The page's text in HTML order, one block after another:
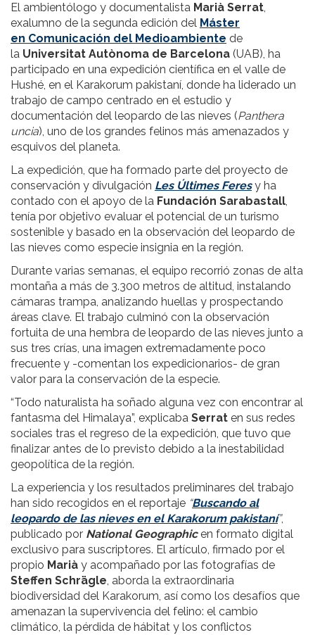
El ambientólogo y documentalista Marià Serrat,
exalumno de la segunda edición del Máster
en Comunicación del Medioambiente de
la Universitat Autònoma de Barcelona (UAB), ha
participado en una expedición científica en el valle de
Hushé, en el Karakorum pakistaní, donde ha liderado un
trabajo de campo centrado en el estudio y
documentación del leopardo de las nieves (Panthera
uncia), uno de los grandes felinos más amenazados y
esquivos del planeta.
La expedición, que ha formado parte del proyecto de
conservación y divulgación Les Últimes Feres y ha
contado con el apoyo de la Fundación Sarabastall,
tenía por objetivo evaluar el potencial de un turismo
sostenible y basado en la observación del leopardo de
las nieves como especie insignia en la región.
Durante varias semanas, el equipo recorrió zonas de alta
montaña a más de 3.300 metros de altitud, instalando
cámaras trampa, analizando huellas y prospectando
áreas clave. El trabajo culminó con la observación
fortuita de una hembra de leopardo de las nieves junto a
sus tres crías, una imagen extremadamente poco
frecuente y -comentan los expedicionarios- de gran
valor para la conservación de la especie.
“Todo naturalista ha soñado alguna vez con encontrar al
fantasma del Himalaya”, explicaba Serrat en sus redes
sociales tras el regreso de la expedición, que tuvo que
finalizar antes de lo previsto debido a la inestabilidad
geopolítica de la región.
La experiencia y los resultados preliminares del trabajo
han sido recogidos en el reportaje “Buscando al
leopardo de las nieves en el Karakorum pakistaní”,
publicado por National Geographicen formato digital
exclusivo para suscriptores. El artículo, firmado por el
propio Marià y acompañado por las fotografías de
Steffen Schrägle, aborda la extraordinaria
biodiversidad del Karakorum, así como los desafíos que
amenazan la supervivencia del felino: el cambio
climático, la pérdida de hábitat y los conflictos